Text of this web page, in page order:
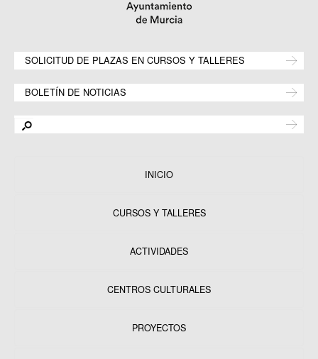
SOLICITUD DE PLAZAS EN CURSOS Y TALLERES
BOLETÍN DE NOTICIAS
INICIO
CURSOS Y TALLERES
ACTIVIDADES
CENTROS CULTURALES
PROYECTOS